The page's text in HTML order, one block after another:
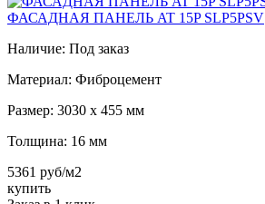
ФАСАДНАЯ ПАНЕЛЬ AT 15P SLP5PSV
Наличие: Под заказ
Материал: Фиброцемент
Размер: 3030 х 455 мм
Толщина: 16 мм
5361 руб/м2
купить